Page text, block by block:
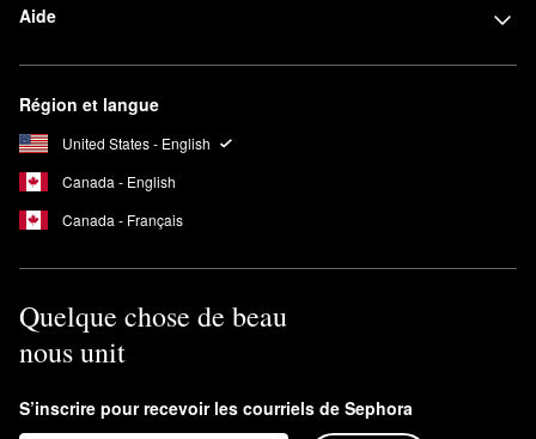
Aide
Région et langue
United States - English
Canada - English
Canada - Français
Quelque chose de beau
nous unit
S’inscrire pour recevoir les courriels de Sephora